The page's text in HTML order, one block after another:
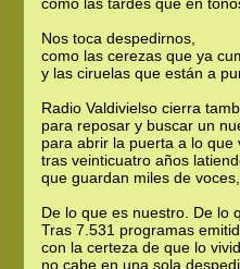
Nos toca despedirnos,
como las cerezas que ya
y las ciruelas que están a
Radio Valdivielso cierra
para reposar y buscar un
para abrir la puerta a lo que
tras veinticuatro años
que guardan miles de
De lo que es nuestro. De lo
Tras 7.531 programas
con la certeza de que lo
no cabe en una sola